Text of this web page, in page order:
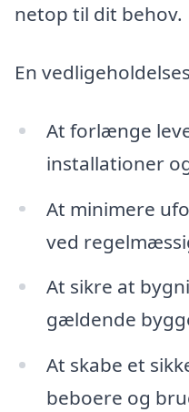
netop til dit behov.
En
At forlænge
installationer
At minimere
ved
At sikre at
gældende
At skabe et
beboere og